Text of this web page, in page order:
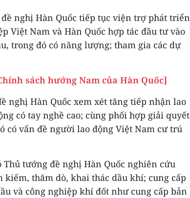
nghị Hàn Quốc tiếp tục viện trợ phát triển
Việt Nam và Hàn Quốc hợp tác đầu tư vào
trong đó có năng lượng; tham gia các dự
sách hướng Nam của Hàn Quốc]
nghị Hàn Quốc xem xét tăng tiếp nhận lao
có tay nghề cao; cùng phối hợp giải quyết
có vấn đề người lao động Việt Nam cư trú
tướng đề nghị Hàn Quốc nghiên cứu
kiếm, thăm dò, khai thác dầu khí; cung cấp
và công nghiệp khí đốt như cung cấp bản